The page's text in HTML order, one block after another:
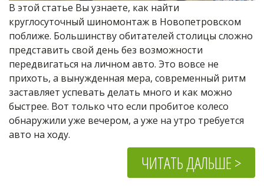
В этой статье Вы узнаете, как найти
круглосуточный шиномонтаж в Новопетровском
поближе. Большинству обитателей столицы сложно
представить свой день без возможности
передвигаться на личном авто. Это вовсе не
прихоть, а вынужденная мера, современный ритм
заставляет успевать делать много и как можно
быстрее. Вот только что если пробитое колесо
обнаружили уже вечером, а уже на утро требуется
авто на ходу.
ЧИТАТЬ ДАЛЬШЕ >